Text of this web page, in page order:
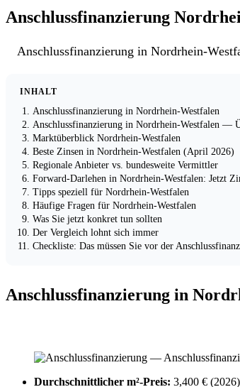
Anschlussfinanzierung
Anschlussfinanzierung in Nordrhein-
INHALT
Anschlussfinanzierung in Nordrhein-Westfalen
Anschlussfinanzierung in Nordrhein-Westfalen —
Marktüberblick Nordrhein-Westfalen
Beste Zinsen in Nordrhein-Westfalen (April 2026)
Regionale Anbieter vs. bundesweite Vermittler
Forward-Darlehen in Nordrhein-Westfalen: Jetzt
Tipps speziell für Nordrhein-Westfalen
Häufige Fragen für Nordrhein-Westfalen
Was Sie jetzt konkret tun sollten
Der Vergleich lohnt sich immer
Checkliste: Das müssen Sie vor der
Anschlussfinanzierung in
Durchschnittlicher m²-Preis: 3,400 € (2026)